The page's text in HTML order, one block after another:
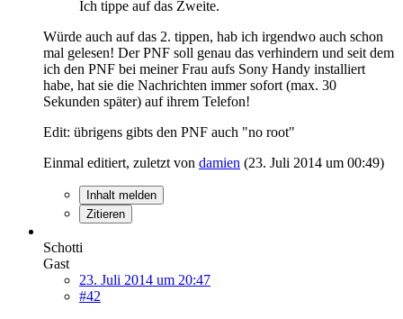
Ich tippe auf das Zweite.
Würde auch auf das 2. tippen, hab ich irgendwo auch schon
mal gelesen! Der PNF soll genau das verhindern und seit dem
ich den PNF bei meiner Frau aufs Sony Handy installiert
habe, hat sie die Nachrichten immer sofort (max. 30
Sekunden später) auf ihrem Telefon!
Edit: übrigens gibts den PNF auch "no root"
Einmal editiert, zuletzt von damien (23. Juli 2014 um 00:49)
Inhalt melden
Zitieren
Schotti
Gast
23. Juli 2014 um 20:47
#42